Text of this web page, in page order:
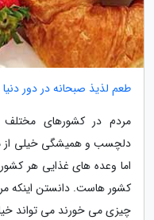
طعم لذیذ صبحانه در دور دنیا
مردم در کشورهای
دلچسب و همیشگی خیلی از
اما وعده های غذایی هر
کشور هاست. دانستن اینکه
چیزی می خورند می تواند